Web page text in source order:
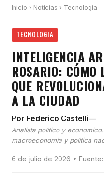
Inicio › Noticias › Tecnologia
TECNOLOGIA
INTELIGENCIA
ROSARIO: CÓMO
QUE
A LA CIUDAD
Por Federico Castelli—
Analista politico y
macroeconomia y politica
6 de julio de 2026 •